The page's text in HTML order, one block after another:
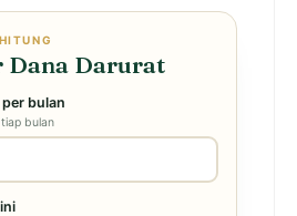
Darurat
bulan
bulan